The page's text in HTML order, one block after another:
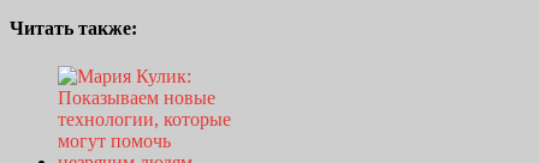
Читать также: